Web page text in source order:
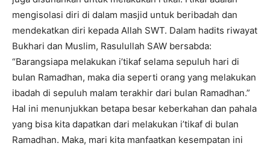
mengisolasi diri di dalam masjid untuk beribadah dan
mendekatkan diri kepada Allah SWT. Dalam hadits riwayat
Bukhari dan Muslim, Rasulullah SAW bersabda:
“Barangsiapa melakukan i’tikaf selama sepuluh hari di
bulan Ramadhan, maka dia seperti orang yang melakukan
ibadah di sepuluh malam terakhir dari bulan Ramadhan.”
Hal ini menunjukkan betapa besar keberkahan dan pahala
yang bisa kita dapatkan dari melakukan i’tikaf di bulan
Ramadhan. Maka, mari kita manfaatkan kesempatan ini